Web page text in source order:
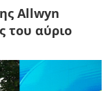
Allwyn
του αύριο